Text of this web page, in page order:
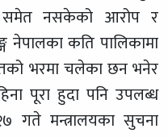
समेत नसकेको आरोप र
नेपालका कति पालिकामा
भरमा चलेका छन भनेर
पूरा हुदा पनि उपलब्ध
गते मन्त्रालयका सुचना